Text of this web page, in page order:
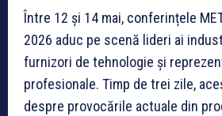
Între 12 și 14 mai, conferințele
2026 aduc pe scenă lideri ai
furnizori de tehnologie și
profesionale. Timp de trei zile,
despre provocările actuale din